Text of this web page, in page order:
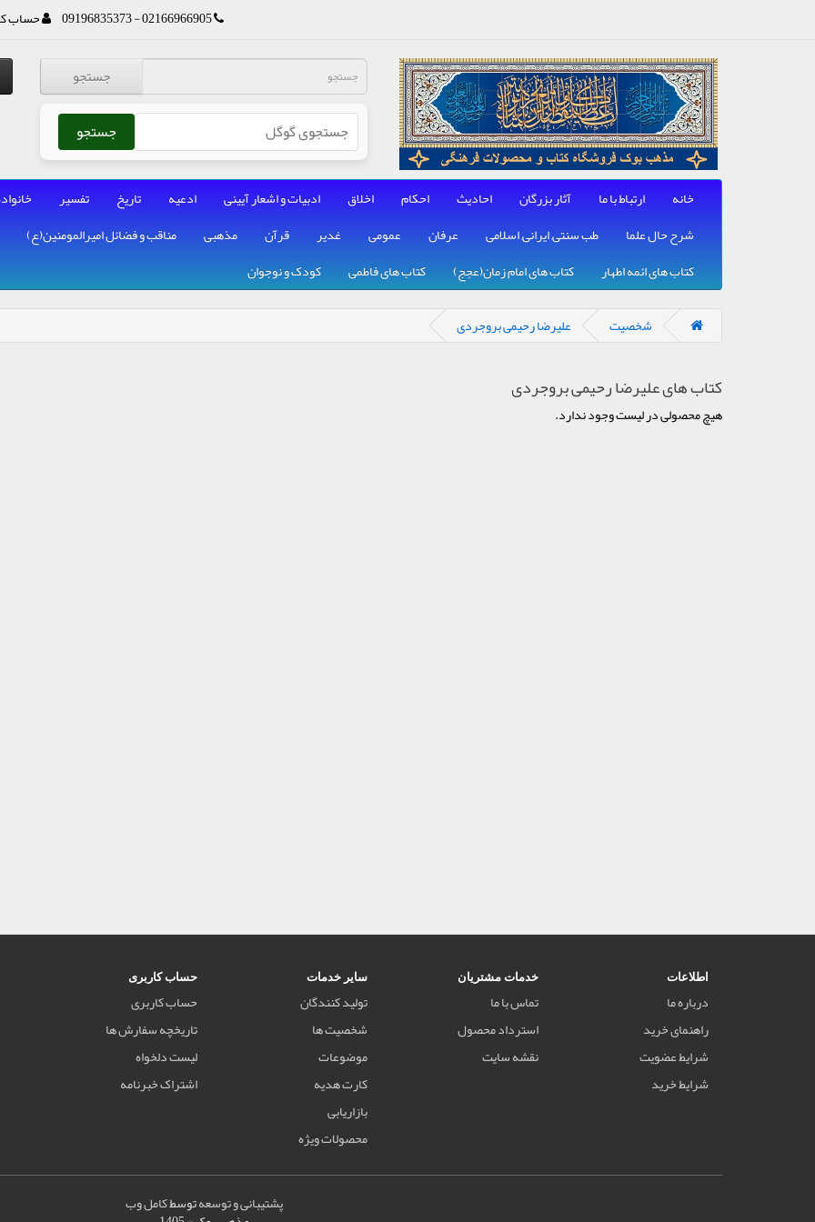
02166966905 - 09196835373 حساب
جستجو
جستجو
خانه ارتباط با ما آثار بزرگان احادیث احکام اخلاق ادبیات و اشعار آیینی ادعیه تاریخ تفسیر
شرح حال علما
طب سنتی, ایرانی, اسلامی عرفان عمومی غدیر قرآن مذهبی مناقب و فضائل امیرالمومنین(ع)
کتاب های ائمه اطهار
کتاب های امام زمان(عجج) کتاب های فاطمی کودک و نوجوان
شخصیت علیرضا رحیمی بروجردی
کتاب های علیرضا رحیمی بروجردی
هیچ محصولی در لیست وجود ندارد.
اطلاعات
درباره ما
راهنمای خرید
شرایط عضویت
شرایط خرید
خدمات مشتریان
تماس با ما
استرداد محصول
نقشه سایت
سایر خدمات
تولید کنندگان
شخصیت ها
موضوعات
کارت هدیه
بازاریابی
محصولات ویژه
حساب کاربری
حساب کاربری
تاریخچه سفارش ها
لیست دلخواه
اشتراک خبرنامه
پشتیبانی و توسعهتوسطکامل وب